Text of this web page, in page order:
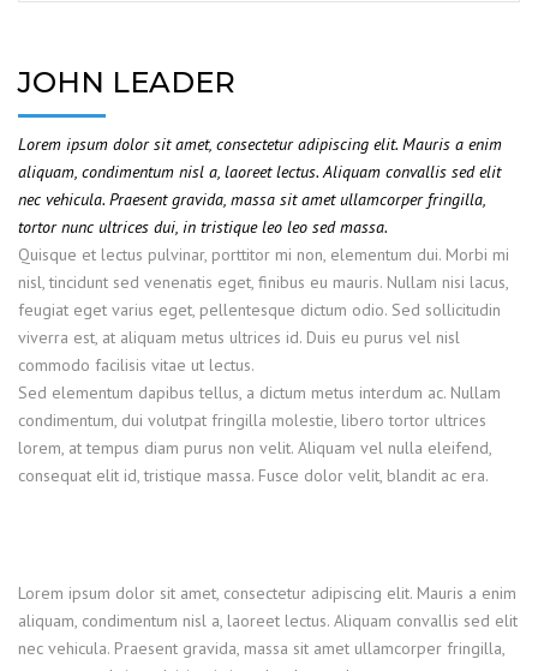
JOHN LEADER
Lorem ipsum dolor sit amet, consectetur adipiscing elit. Mauris a enim
aliquam, condimentum nisl a, laoreet lectus. Aliquam convallis sed elit
nec vehicula. Praesent gravida, massa sit amet ullamcorper fringilla,
tortor nunc ultrices dui, in tristique leo leo sed massa.
Quisque et lectus pulvinar, porttitor mi non, elementum dui. Morbi mi
nisl, tincidunt sed venenatis eget, finibus eu mauris. Nullam nisi lacus,
feugiat eget varius eget, pellentesque dictum odio. Sed sollicitudin
viverra est, at aliquam metus ultrices id. Duis eu purus vel nisl
commodo facilisis vitae ut lectus.
Sed elementum dapibus tellus, a dictum metus interdum ac. Nullam
condimentum, dui volutpat fringilla molestie, libero tortor ultrices
lorem, at tempus diam purus non velit. Aliquam vel nulla eleifend,
consequat elit id, tristique massa. Fusce dolor velit, blandit ac era.
Lorem ipsum dolor sit amet, consectetur adipiscing elit. Mauris a enim
aliquam, condimentum nisl a, laoreet lectus. Aliquam convallis sed elit
nec vehicula. Praesent gravida, massa sit amet ullamcorper fringilla,